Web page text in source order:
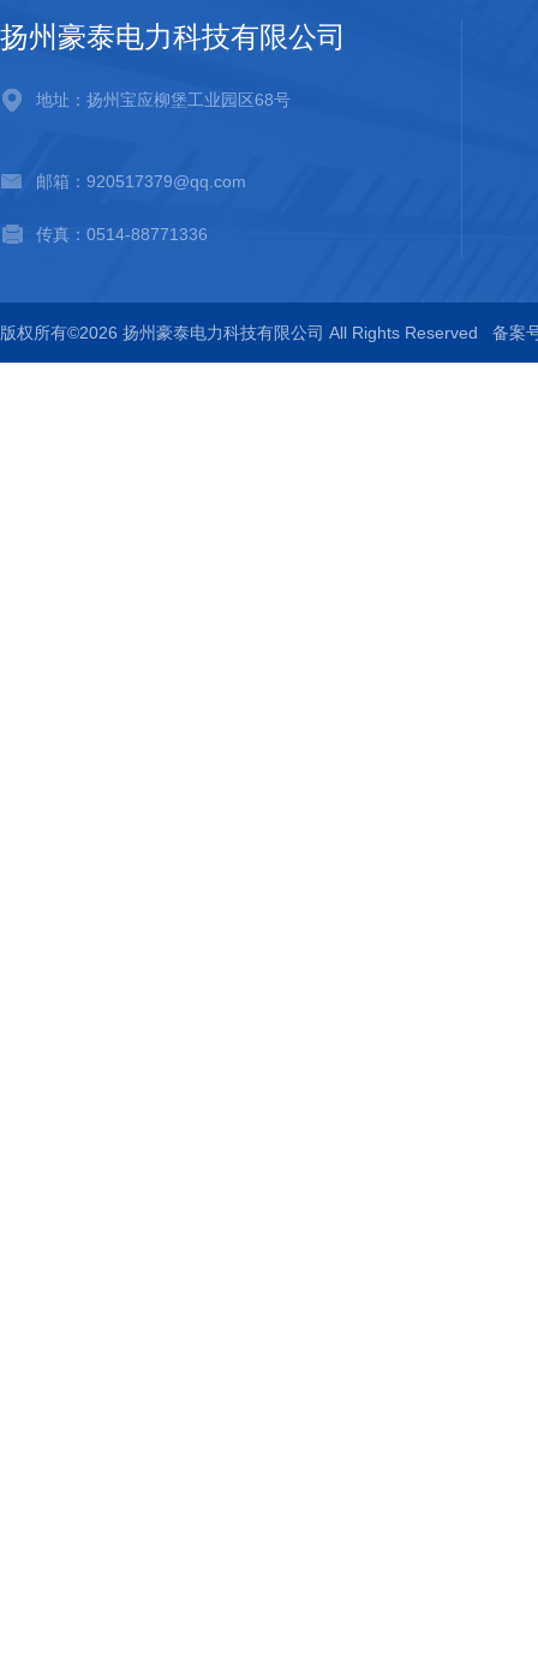
扬州豪泰电力科技有限公司
地址：扬州宝应柳堡工业园区68号
邮箱：920517379@qq.com
传真：0514-88771336
版权所有©2026 扬州豪泰电力科技有限公司 All Rights Reserved 备案